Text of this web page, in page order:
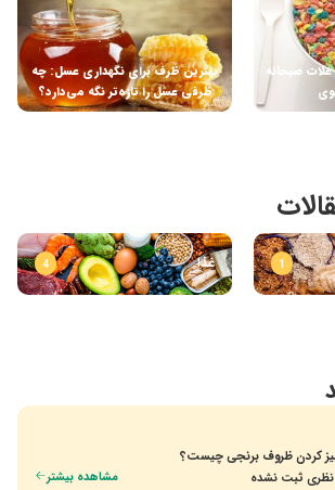
غلات صبحانه
بهترین ظرف برای نگهداری عسل: چه
ظرفی عسل را تازه‌تر نگه می‌دارد؟
1 غذا 4
کردن ظروف برنجی چیست؟
مشاهده بیشتر ثبت نشده